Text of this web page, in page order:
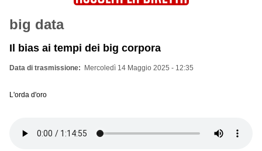
big data
Il bias ai tempi dei big corpora
Data di trasmissione Mercoledì 14 Maggio 2025 - 12:35
L'orda d'oro